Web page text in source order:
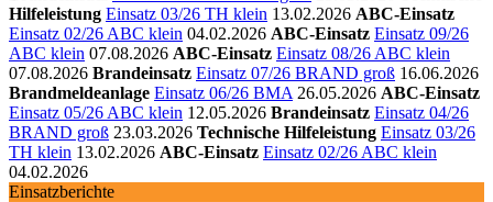
Hilfeleistung Einsatz 03/26 TH klein 13.02.2026 ABC-Einsatz
Einsatz 02/26 ABC klein 04.02.2026 ABC-Einsatz Einsatz 09/26
ABC klein 07.08.2026 ABC-Einsatz Einsatz 08/26 ABC klein
07.08.2026 Brandeinsatz Einsatz 07/26 BRAND groß 16.06.2026
Brandmeldeanlage Einsatz 06/26 BMA 26.05.2026 ABC-Einsatz
Einsatz 05/26 ABC klein 12.05.2026 Brandeinsatz Einsatz 04/26
BRAND groß 23.03.2026 Technische Hilfeleistung Einsatz 03/26
TH klein 13.02.2026 ABC-Einsatz Einsatz 02/26 ABC klein
04.02.2026
Einsatzberichte